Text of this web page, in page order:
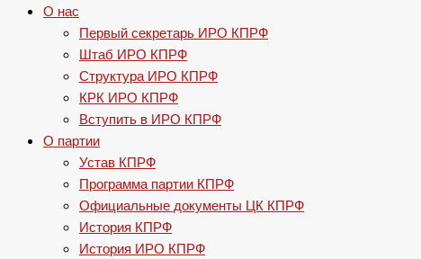
О нас
Первый секретарь ИРО КПРФ
Штаб ИРО КПРФ
Структура ИРО КПРФ
КРК ИРО КПРФ
Вступить в ИРО КПРФ
О партии
Устав КПРФ
Программа партии КПРФ
Официальные документы ЦК КПРФ
История КПРФ
История ИРО КПРФ